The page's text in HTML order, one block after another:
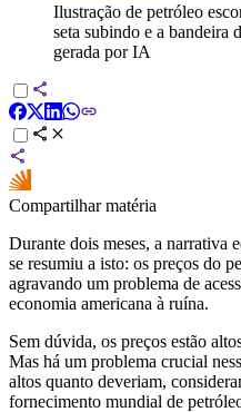
Ilustração de petróleo
seta subindo e a bandeira
gerada por IA
Compartilhar matéria
Durante dois meses, a narrativa
se resumiu a isto: os preços do
agravando um problema de
economia americana à ruína.
Sem dúvida, os preços estão
Mas há um problema crucial
altos quanto deveriam,
fornecimento mundial de